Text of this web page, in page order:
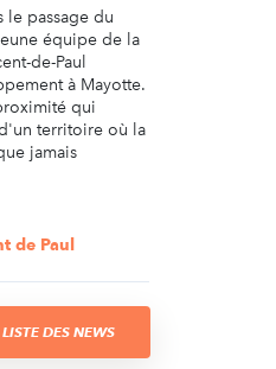
le passage du
équipe de la
de-Paul
à Mayotte.
qui
territoire où la
jamais
de Paul
DES NEWS